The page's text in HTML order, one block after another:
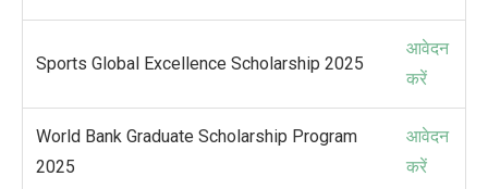
Sports Global Excellence Scholarship 2025
आवेदन
करें
World Bank Graduate Scholarship Program
2025
आवेदन
करें